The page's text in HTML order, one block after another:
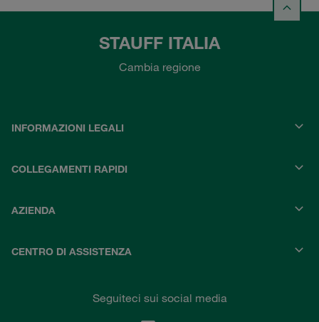
STAUFF ITALIA
Cambia regione
INFORMAZIONI LEGALI
COLLEGAMENTI RAPIDI
AZIENDA
CENTRO DI ASSISTENZA
Seguiteci sui social media